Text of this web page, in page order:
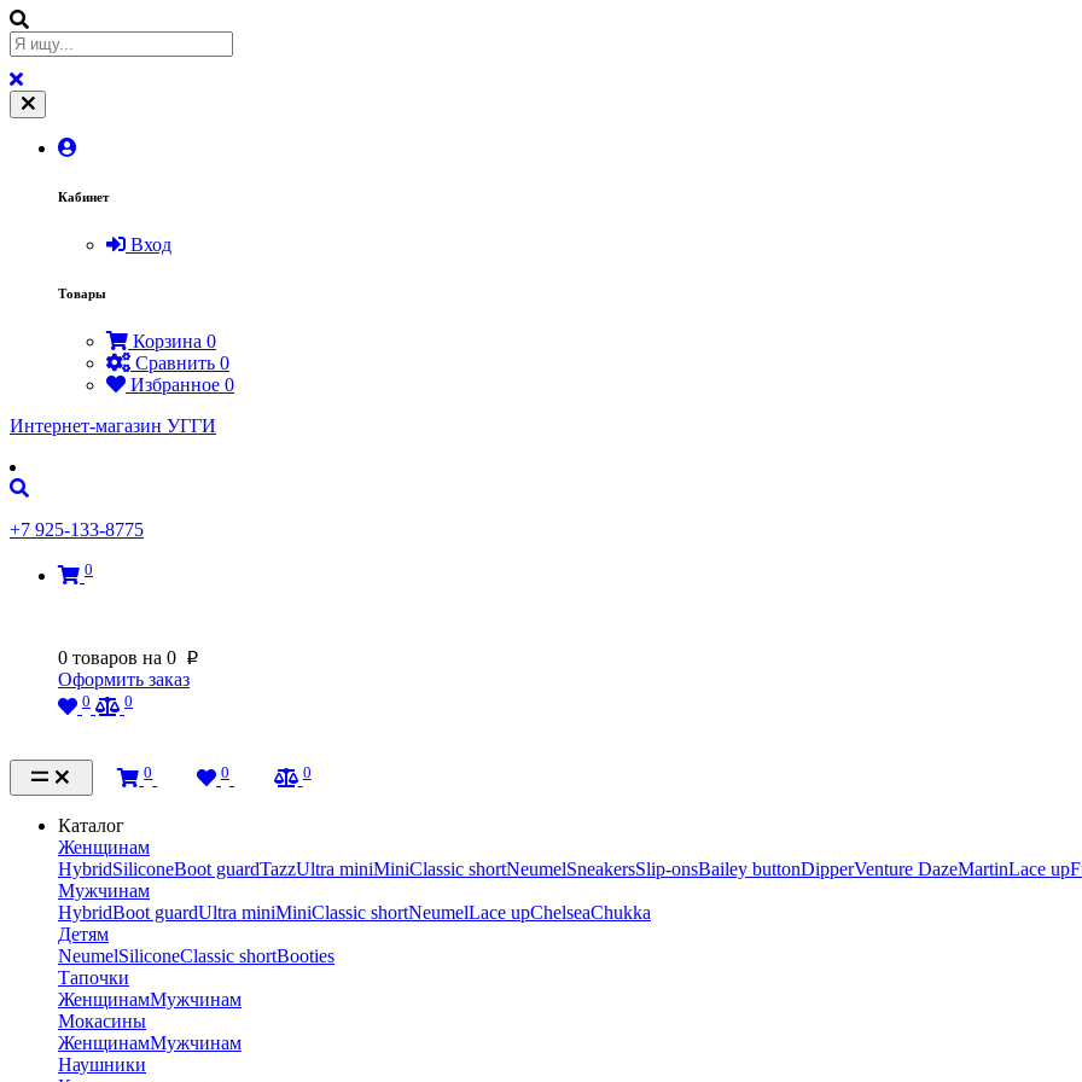
Кабинет
Вход
Товары
Корзина 0
Сравнить 0
Избранное 0
Интернет-магазин УГГИ
+7 925-133-8775
0
0 товаров на 0 p
Оформить заказ
0 0
0 0 0
Каталог
Женщинам
HybridSiliconeBoot guardTazzUltra miniMiniClassic shortNeumelSneakersSlip-onsBailey buttonDipperVenture DazeMartinLace up
Мужчинам
HybridBoot guardUltra miniMiniClassic shortNeumelLace upChelseaChukka
Детям
NeumelSiliconeClassic shortBooties
Тапочки
ЖенщинамМужчинам
Мокасины
ЖенщинамМужчинам
Наушники